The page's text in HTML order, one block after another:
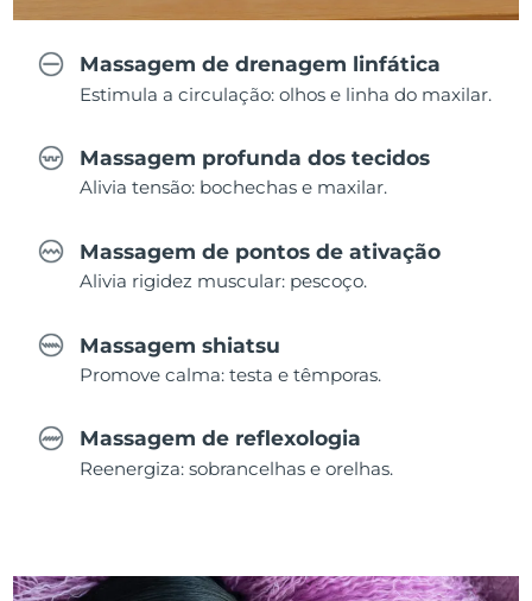
Massagem de drenagem linfática
Estimula a circulação: olhos e linha do maxilar.
Massagem profunda dos tecidos
Alivia tensão: bochechas e maxilar.
Massagem de pontos de ativação
Alivia rigidez muscular: pescoço.
Massagem shiatsu
Promove calma: testa e têmporas.
Massagem de reflexologia
Reenergiza: sobrancelhas e orelhas.